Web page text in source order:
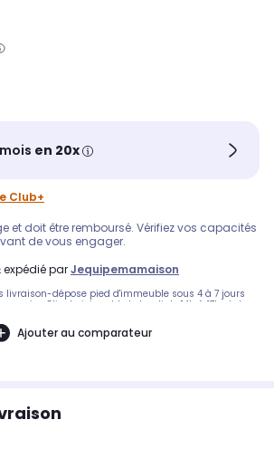
en 20x
Club+
et doit être remboursé. Vérifiez vos capacités
de vous engager.
expédié parJequipemamaison
livraison-dépose pied d'immeuble sous 4 à 7 jours
service Clients joignable le lundi de 14h à 17h et du
d'ancien appareil
Ajouter au comparateur